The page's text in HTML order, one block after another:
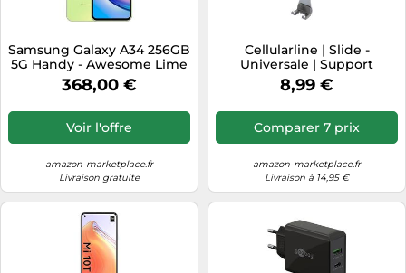
Samsung Galaxy A34 256GB
5G Handy - Awesome Lime
SM-A346BLGEEUB
368,00 €
Voir l'offre
amazon-marketplace.fr
Livraison gratuite
Cellularline | Slide -
Universale | Support
Smartphone Voiture pour
Volets d'aération -
Mobile iPhone Samsung
Huawei Xiaomi - Stable et
8,99 €
Comparer 7 prix
amazon-marketplace.fr
Livraison à 14,95 €